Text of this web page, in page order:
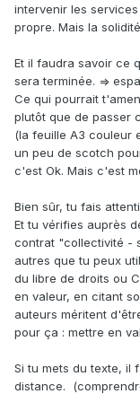
intervenir les
propre. Mais la
Et il faudra savoir ce
sera terminée. =>
Ce qui pourrait
plutôt que de passer
(la feuille A3 couleur
un peu de scotch
c'est Ok. Mais c'est
Bien sûr, tu fais
Et tu vérifies auprès
contrat "collectivité -
autres que tu peux
du libre de droits ou
en valeur, en citant
auteurs méritent
pour ça : mettre en
Si tu mets du texte, il
distance.